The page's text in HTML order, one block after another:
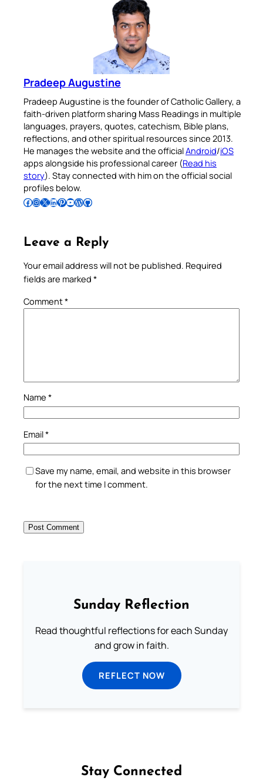
Pradeep Augustine
Pradeep Augustine is the founder of Catholic Gallery, a
faith-driven platform sharing Mass Readings in multiple
languages, prayers, quotes, catechism, Bible plans,
reflections, and other spiritual resources since 2013.
He manages the website and the officialAndroid/iOS
apps alongside his professional career (Read his
story). Stay connected with him on the official social
profiles below.
Follow Pradeep on Facebook Follow Pradeep on InstagramFollow Pradeep on X Follow Pradeep on LinkedIn Follow Pradeep on Pinterest Subscribe to Pradeep’s Youtube Channel Follow Pradeep on WordPress Follow Pradeep on GitHub
Leave a Reply
Your email address will not be published. Required
fields are marked *
Comment*
Name *
Email*
Save my name, email, and website in this browser
for the next time I comment.
Sunday Reflection
Read thoughtful reflections for each Sunday
and grow in faith.
REFLECT NOW
Stay Connected